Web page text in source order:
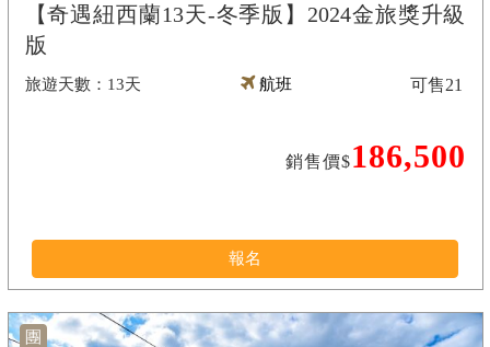
【奇遇紐西蘭13天-冬季版】2024金旅獎升級
版
13天 航班
銷售價$186,500
可售21
報名
團